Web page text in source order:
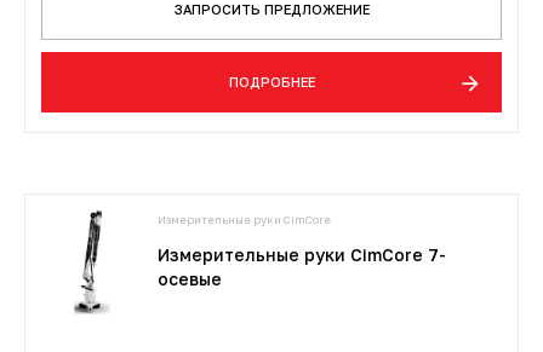
ЗАПРОСИТЬ ПРЕДЛОЖЕНИЕ
ПОДРОБНЕЕ
Измерительные руки CimCore
Измерительные руки CimCore 7-
осевые